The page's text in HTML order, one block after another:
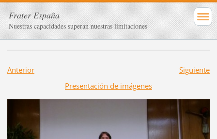
Frater España
Nuestras capacidades superan nuestras limitaciones
Anterior
Siguiente
Presentación de imágenes